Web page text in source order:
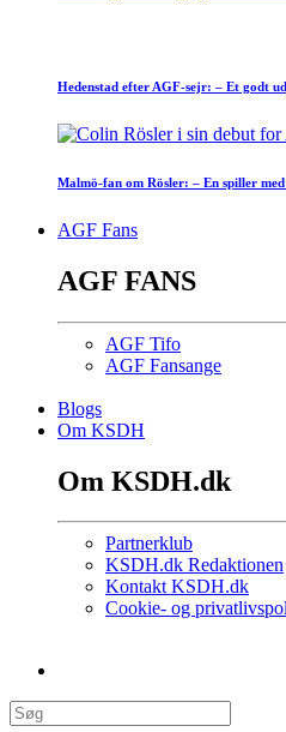
Hedenstad efter AGF-sejr: – Et godt
Malmö-fan om Rösler: – En spiller
AGF Fans
AGF FANS
AGF Tifo
AGF Fansange
Blogs
Om KSDH
Om KSDH.dk
Partnerklub
KSDH.dk Redaktionen
Kontakt KSDH.dk
Cookie- og